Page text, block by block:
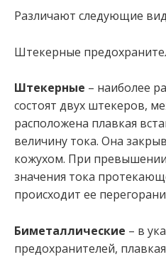
Различают следующие
Штекерные
Штекерные – наиболее
состоят двух штекеров,
расположена плавкая
величину тока. Она
кожухом. При
значения тока
происходит ее
Биметаллические – в
предохранителей,